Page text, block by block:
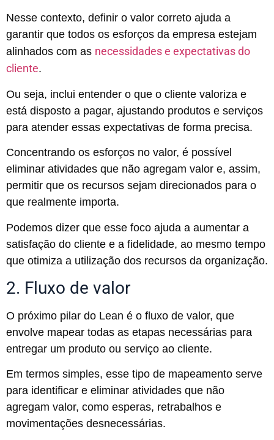
Nesse contexto, definir o valor correto ajuda a
garantir que todos os esforços da empresa estejam
alinhados com as necessidades e expectativas do
cliente.
Ou seja, inclui entender o que o cliente valoriza e
está disposto a pagar, ajustando produtos e serviços
para atender essas expectativas de forma precisa.
Concentrando os esforços no valor, é possível
eliminar atividades que não agregam valor e, assim,
permitir que os recursos sejam direcionados para o
que realmente importa.
Podemos dizer que esse foco ajuda a aumentar a
satisfação do cliente e a fidelidade, ao mesmo tempo
que otimiza a utilização dos recursos da organização.
2. Fluxo de valor
O próximo pilar do Lean é o fluxo de valor, que
envolve mapear todas as etapas necessárias para
entregar um produto ou serviço ao cliente.
Em termos simples, esse tipo de mapeamento serve
para identificar e eliminar atividades que não
agregam valor, como esperas, retrabalhos e
movimentações desnecessárias.